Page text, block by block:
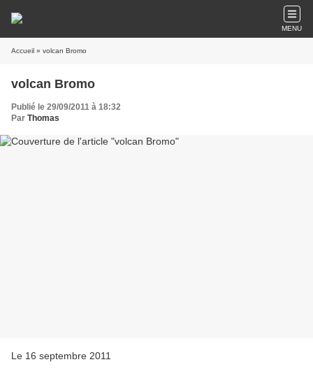
MENU
Accueil » volcan Bromo
volcan Bromo
Publié le 29/09/2011 à 18:32
Par Thomas
Le 16 septembre 2011